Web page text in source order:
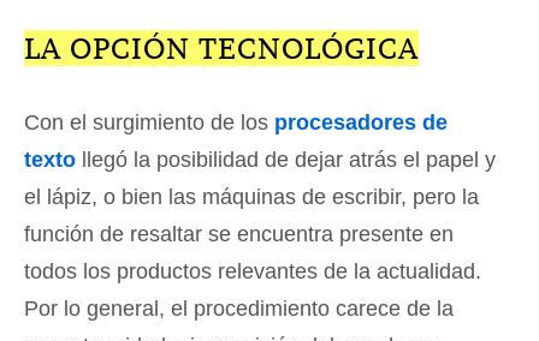
LA OPCIÓN TECNOLÓGICA
Con el surgimiento de los procesadores de
texto llegó la posibilidad de dejar atrás el papel y
el lápiz, o bien las máquinas de escribir, pero la
función de resaltar se encuentra presente en
todos los productos relevantes de la actualidad.
Por lo general, el procedimiento carece de la